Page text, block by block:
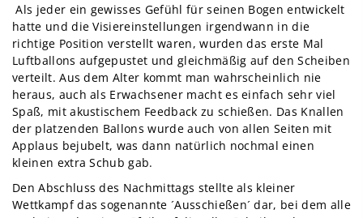
Als jeder ein gewisses Gefühl für seinen Bogen entwickelt
hatte und die Visiereinstellungen irgendwann in die
richtige Position verstellt waren, wurden das erste Mal
Luftballons aufgepustet und gleichmäßig auf den Scheiben
verteilt. Aus dem Alter kommt man wahrscheinlich nie
heraus, auch als Erwachsener macht es einfach sehr viel
Spaß, mit akustischem Feedback zu schießen. Das Knallen
der platzenden Ballons wurde auch von allen Seiten mit
Applaus bejubelt, was dann natürlich nochmal einen
kleinen extra Schub gab.
Den Abschluss des Nachmittags stellte als kleiner
Wettkampf das sogenannte ´Ausschießen´ dar, bei dem alle